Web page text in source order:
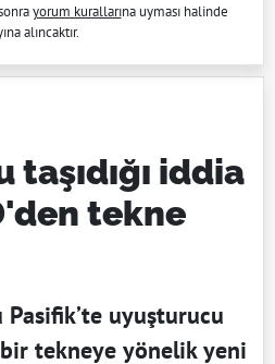
yorum kurallarına uyması halinde
alıncaktır.
iddia
tekne
uyuşturucu
tekneye yönelik yeni